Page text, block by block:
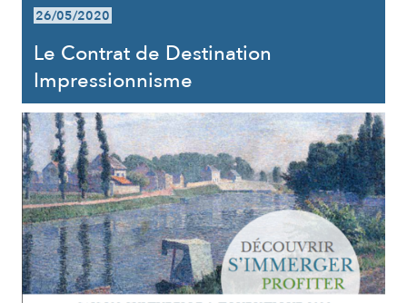
26/05/2020
Le Contrat de Destination
Impressionnisme